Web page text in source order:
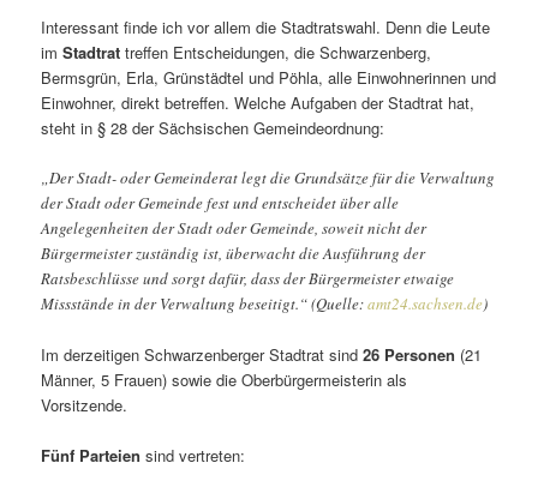
Interessant finde ich vor allem die Stadtratswahl. Denn die Leute
imStadtrat treffen Entscheidungen, die Schwarzenberg,
Bermsgrün, Erla, Grünstädtel und Pöhla, alle Einwohnerinnen und
Einwohner, direkt betreffen. Welche Aufgaben der Stadtrat hat,
steht in § 28 der Sächsischen Gemeindeordnung:
„Der Stadt- oder Gemeinderat legt die Grundsätze für die Verwaltung
der Stadt oder Gemeinde fest und entscheidet über alle
Angelegenheiten der Stadt oder Gemeinde, soweit nicht der
Bürgermeister zuständig ist, über­wacht die Ausführung der
Ratsbeschlüsse und sorgt dafür, dass der Bürgermeister etwaige
Missstände in der Verwaltung besei­tigt.“ (Quelle:amt24.sachsen.de)
Im derzei­tigen Schwarzenberger Stadtrat sind26 Personen (21
Männer, 5 Frauen) sowie die Oberbürgermeisterin als
Vorsitzende.
Fünf Parteien sind vertreten: